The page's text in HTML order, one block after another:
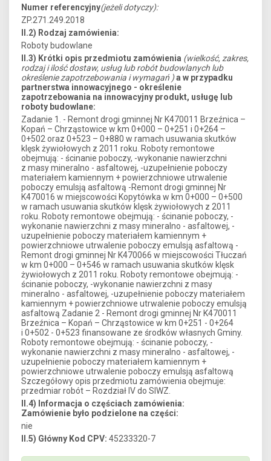
Numer referencyjny(jeżeli dotyczy):
ZP.271.249.2018
II.2) Rodzaj zamówienia:
Roboty budowlane
II.3) Krótki opis przedmiotu zamówienia (wielkość, zakres,
rodzaj i ilość dostaw, usług lub robót budowlanych lub
określenie zapotrzebowania i wymagań )a w przypadku
partnerstwa innowacyjnego - określenie
zapotrzebowania na innowacyjny produkt, usługę lub
roboty budowlane:
Zadanie 1. - Remont drogi gminnej Nr K470011 Brzeźnica –
Kopań – Chrząstowice w km 0+000 – 0+251 i 0+264 –
0+502 oraz 0+523 – 0+880 w ramach usuwania skutków
klęsk żywiołowych z 2011 roku. Roboty remontowe
obejmują: - ścinanie poboczy, -wykonanie nawierzchni
z masy mineralno - asfaltowej, -uzupełnienie poboczy
materiałem kamiennym + powierzchniowe utrwalenie
poboczy emulsją asfaltową -Remont drogi gminnej Nr
K470016 w miejscowości Kopytówka w km 0+000 – 0+500
w ramach usuwania skutków klęsk żywiołowych z 2011
roku. Roboty remontowe obejmują: - ścinanie poboczy, -
wykonanie nawierzchni z masy mineralno - asfaltowej, -
uzupełnienie poboczy materiałem kamiennym +
powierzchniowe utrwalenie poboczy emulsją asfaltową -
Remont drogi gminnej Nr K470066 w miejscowości Tłuczań
w km 0+000 – 0+546 w ramach usuwania skutków klęsk
żywiołowych z 2011 roku. Roboty remontowe obejmują: -
ścinanie poboczy, -wykonanie nawierzchni z masy
mineralno - asfaltowej, -uzupełnienie poboczy materiałem
kamiennym + powierzchniowe utrwalenie poboczy emulsją
asfaltową Zadanie 2 - Remont drogi gminnej Nr K470011
Brzeźnica – Kopań – Chrząstowice w km 0+251 - 0+264
i 0+502 - 0+523 finansowane ze środków własnych Gminy.
Roboty remontowe obejmują: - ścinanie poboczy, -
wykonanie nawierzchni z masy mineralno - asfaltowej, -
uzupełnienie poboczy materiałem kamiennym +
powierzchniowe utrwalenie poboczy emulsją asfaltową
Szczegółowy opis przedmiotu zamówienia obejmuje:
przedmiar robót – Rozdział IV do SIWZ.
II.4) Informacja o częściach zamówienia:
Zamówienie było podzielone na części:
nie
II.5) Główny Kod CPV: 45233320-7